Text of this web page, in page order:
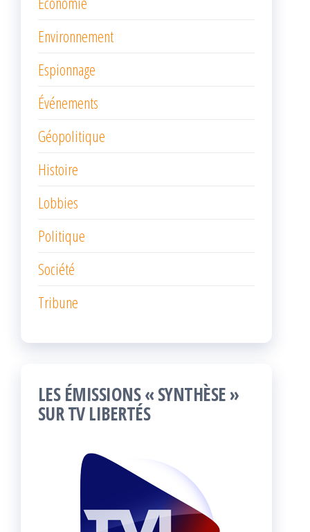
Environnement
Espionnage
Événements
Géopolitique
Histoire
Lobbies
Politique
Société
Tribune
LES ÉMISSIONS « SYNTHÈSE »
SUR TV LIBERTÉS